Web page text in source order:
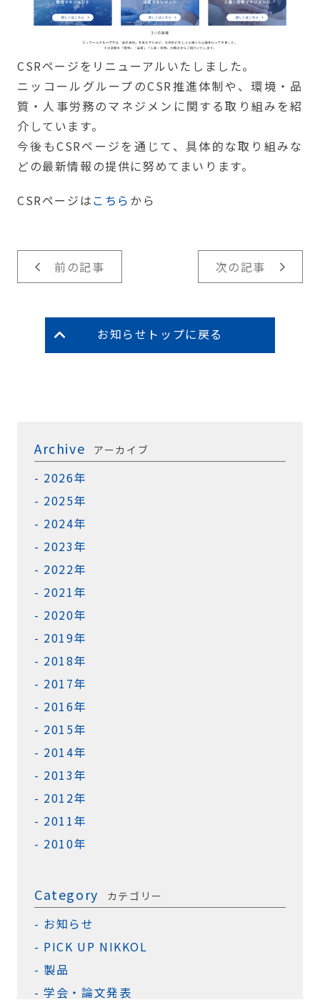
CSRページをリニューアルいたしました。
ニッコールグループのCSR推進体制や、環境・品
質・人事労務のマネジメンに関する取り組みを紹
介しています。
今後もCSRページを通じて、具体的な取り組みな
どの最新情報の提供に努めてまいります。
CSRページはこちら から
前の記事 次の記事
お知らせトップに戻る
Archive アーカイブ
2026年
2025年
2024年
2023年
2022年
2021年
2020年
2019年
2018年
2017年
2016年
2015年
2014年
2013年
2012年
2011年
2010年
Category カテゴリー
お知らせ
PICK UP NIKKOL
製品
学会・論文発表